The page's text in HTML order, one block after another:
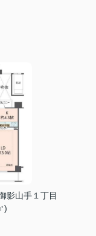
影山手１丁目
)